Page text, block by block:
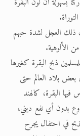
ذلك العجل لشدة حبهم
الألوهية.
ذبح البقرة كغيرها
بعض بلاد العالم حتى
البقرة، كالهند
بدون أي نفع ديني،
في احتفال يجرح